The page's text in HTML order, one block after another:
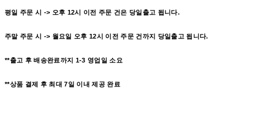
평일 주문 시 -> 오후 12시 이전 주문 건은 당일출고 됩니다.
주말 주문 시 -> 월요일 오후 12시 이전 주문 건까지 당일출고 됩니다.
**출고 후 배송완료까지 1-3 영업일 소요
**상품 결제 후 최대 7일 이내 제공 완료